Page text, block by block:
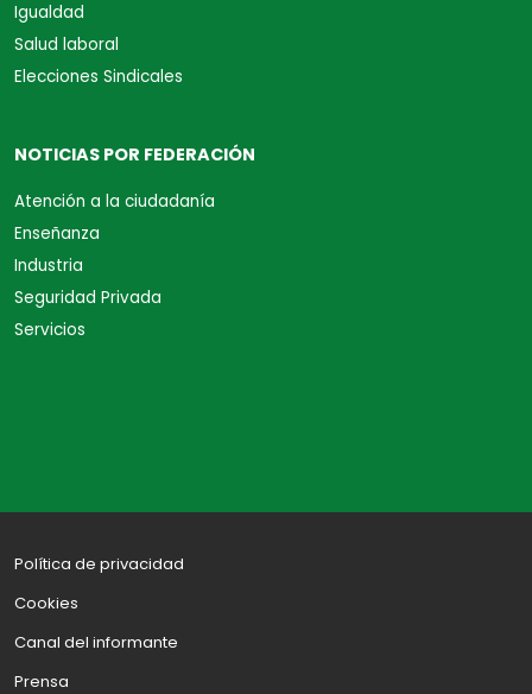
Igualdad
Salud laboral
Elecciones Sindicales
NOTICIAS POR FEDERACIÓN
Atención a la ciudadanía
Enseñanza
Industria
Seguridad Privada
Servicios
Política de privacidad
Cookies
Canal del informante
Prensa